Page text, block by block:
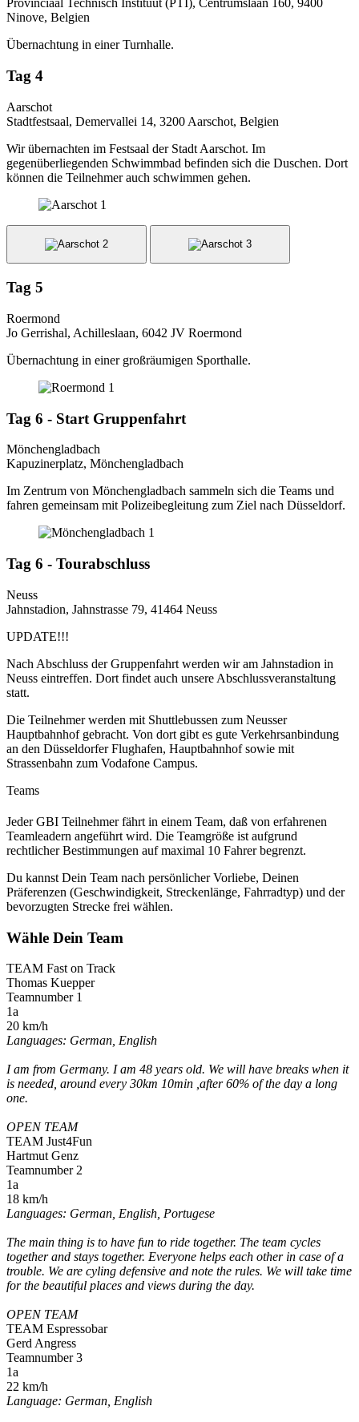
Provinciaal Technisch Instituut (PTI), Centrumslaan 160, 9400
Ninove, Belgien
Übernachtung in einer Turnhalle.
Tag 4
Aarschot
Stadtfestsaal, Demervallei 14, 3200 Aarschot, Belgien
Wir übernachten im Festsaal der Stadt Aarschot. Im
gegenüberliegenden Schwimmbad befinden sich die Duschen. Dort
können die Teilnehmer auch schwimmen gehen.
Tag 5
Roermond
Jo Gerrishal, Achilleslaan, 6042 JV Roermond
Übernachtung in einer großräumigen Sporthalle.
Tag 6 - Start Gruppenfahrt
Mönchengladbach
Kapuzinerplatz, Mönchengladbach
Im Zentrum von Mönchengladbach sammeln sich die Teams und
fahren gemeinsam mit Polizeibegleitung zum Ziel nach Düsseldorf.
Tag 6 - Tourabschluss
Neuss
Jahnstadion, Jahnstrasse 79, 41464 Neuss
UPDATE!!!
Nach Abschluss der Gruppenfahrt werden wir am Jahnstadion in
Neuss eintreffen. Dort findet auch unsere Abschlussveranstaltung
statt.
Die Teilnehmer werden mit Shuttlebussen zum Neusser
Hauptbahnhof gebracht. Von dort gibt es gute Verkehrsanbindung
an den Düsseldorfer Flughafen, Hauptbahnhof sowie mit
Strassenbahn zum Vodafone Campus.
Teams
Jeder GBI Teilnehmer fährt in einem Team, daß von erfahrenen
Teamleadern angeführt wird. Die Teamgröße ist aufgrund
rechtlicher Bestimmungen auf maximal 10 Fahrer begrenzt.
Du kannst Dein Team nach persönlicher Vorliebe, Deinen
Präferenzen (Geschwindigkeit, Streckenlänge, Fahrradtyp) und der
bevorzugten Strecke frei wählen.
Wähle Dein Team
TEAM Fast on Track
Thomas Kuepper
Teamnumber 1
1a
20 km/h
Languages: German, English
I am from Germany. I am 48 years old. We will have breaks when it
is needed, around every 30km 10min ,after 60% of the day a long
one.
OPEN TEAM
TEAM Just4Fun
Hartmut Genz
Teamnumber 2
1a
18 km/h
Languages: German, English, Portugese
The main thing is to have fun to ride together. The team cycles
together and stays together. Everyone helps each other in case of a
trouble. We are cyling defensive and note the rules. We will take time
for the beautiful places and views during the day.
OPEN TEAM
TEAM Espressobar
Gerd Angress
Teamnumber 3
1a
22 km/h
Language: German, English